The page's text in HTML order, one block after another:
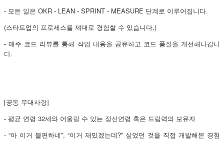
- 모든 일은 OKR - LEAN - SPRINT - MEASURE 단계로 이루어집니다.
(스타트업의 프로세스를 제대로 경험할 수 있습니다.)
- 매주 코드 리뷰를 통해 작업 내용을 공유하고 코드 품질을 개선해나갑니
다.
[공통 우대사항]
- 평균 연령 32세와 어울릴 수 있는 정신연령 혹은 드립력의 보유자
- “아 이거 불편하네”, “이거 재밌겠는데?” 싶었던 것을 직접 개발해본 경험